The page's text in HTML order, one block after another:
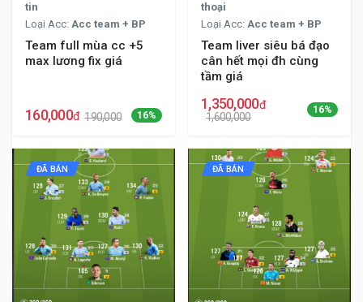
tin
Loại Acc: Acc team + BP
Team full mùa cc +5
max lương fix giá
160,000đ 190,000 16%
thoại
Loại Acc: Acc team + BP
Team liver siêu bá đạo
cân hết mọi đh cùng
tầm giá
1,350,000đ
1,600,000
16%
ĐÃ BÁN ĐÃ BÁN